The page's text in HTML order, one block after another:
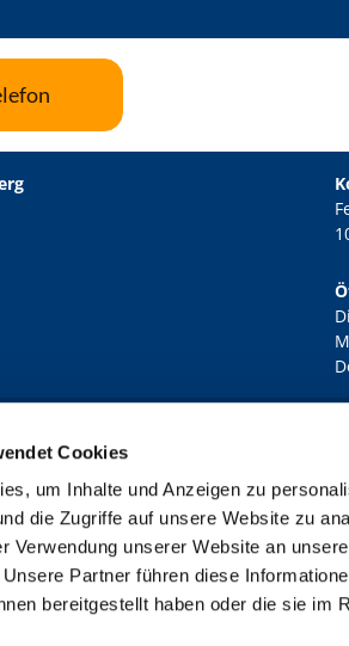
Cookies
um Inhalte und Anzeigen zu
die Zugriffe auf unsere Website zu
Verwendung unserer Website an
Partner führen diese
bereitgestellt haben oder die sie im
Bernhard Lichtenberg Berlin-Mitte · Yorckstr.
Kontaktinformationen